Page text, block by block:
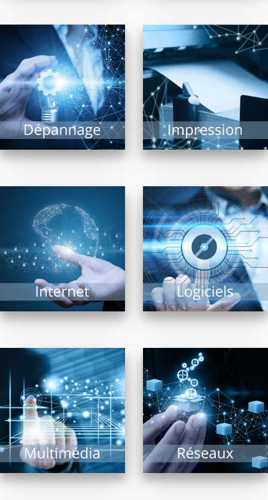
Malgré les évolutions
technologiques, le
risque de panne ne
peut être exclu. Il est
alors précieux...
EN SAVOIR PLUS
Impression de
documents, photos,
plans grands formats,
l’imprimante est
indissociable d’un
système informatique.
De nombreuses
technologies...
EN SAVOIR PLUS
Navigateurs, moteurs
de recherche, matériel
de connexion… Internet
est un vaste univers ou
matériels et logiciels...
EN SAVOIR PLUS
Trouver « LE » logiciel
répondant à un besoin
précis est une tâche
complexe tant il...
EN SAVOIR PLUS
Pour la diffusion de
contenus multimédia,
affichage dynamique
intérieur ou extérieur,
bornes interactives,
vidéo projection,
écrans...
EN SAVOIR PLUS
En confiant aux
revendeurs membres
de FRP2i le
déploiement,
l’administration et la
supervision de
systèmes réseaux,...
EN SAVOIR PLUS